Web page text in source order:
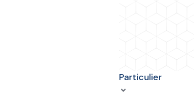
Particulier